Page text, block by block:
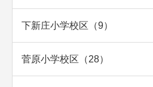
下新庄小学校区（9）
菅原小学校区（28）